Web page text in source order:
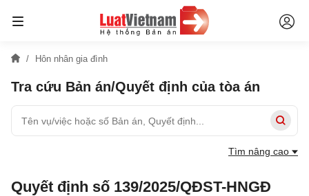
Hôn nhân gia đình
Tra cứu Bản án/Quyết định của tòa án
Tìm nâng cao
Quyết định số 139/2025/QĐST-HNGĐ